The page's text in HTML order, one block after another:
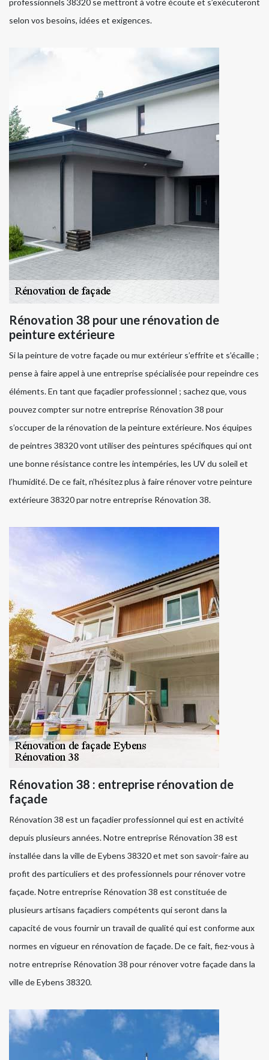
selon vos besoins, idées et exigences.
Rénovation 38 pour une rénovation de
peinture extérieure
Si la peinture de votre façade ou mur extérieur s’effrite et s’écaille ;
pense à faire appel à une entreprise spécialisée pour repeindre ces
éléments. En tant que façadier professionnel ; sachez que, vous
pouvez compter sur notre entreprise Rénovation 38 pour
s’occuper de la rénovation de la peinture extérieure. Nos équipes
de peintres 38320 vont utiliser des peintures spécifiques qui ont
une bonne résistance contre les intempéries, les UV du soleil et
l’humidité. De ce fait, n’hésitez plus à faire rénover votre peinture
extérieure 38320 par notre entreprise Rénovation 38.
Rénovation 38 : entreprise rénovation de
façade
Rénovation 38 est un façadier professionnel qui est en activité
depuis plusieurs années. Notre entreprise Rénovation 38 est
installée dans la ville de Eybens 38320 et met son savoir-faire au
profit des particuliers et des professionnels pour rénover votre
façade. Notre entreprise Rénovation 38 est constituée de
plusieurs artisans façadiers compétents qui seront dans la
capacité de vous fournir un travail de qualité qui est conforme aux
normes en vigueur en rénovation de façade. De ce fait, fiez-vous à
notre entreprise Rénovation 38 pour rénover votre façade dans la
ville de Eybens 38320.